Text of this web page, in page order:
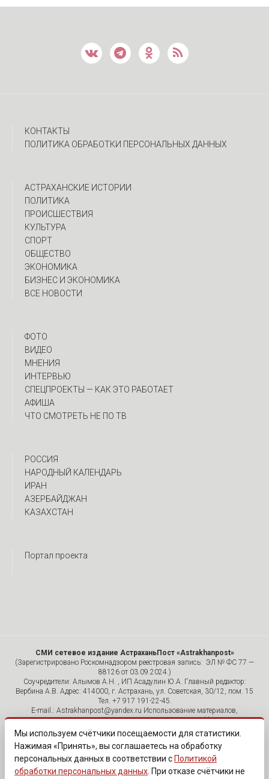
КОНТАКТЫ
ПОЛИТИКА ОБРАБОТКИ ПЕРСОНАЛЬНЫХ ДАННЫХ
АСТРАХАНСКИЕ ИСТОРИИ
ПОЛИТИКА
ПРОИСШЕСТВИЯ
КУЛЬТУРА
СПОРТ
ОБЩЕСТВО
ЭКОНОМИКА
БИЗНЕС И ЭКОНОМИКА
ВСЕ НОВОСТИ
ФОТО
ВИДЕО
МНЕНИЯ
ИНТЕРВЬЮ
CПЕЦПРОЕКТЫ — КАК ЭТО РАБОТАЕТ
АФИША
ЧТО СМОТРЕТЬ НЕ ПО ТВ
РОССИЯ
НАРОДНЫЙ КАЛЕНДАРЬ
ИРАН
АЗЕРБАЙДЖАН
КАЗАХСТАН
Портал проекта
СМИ сетевое издание АстраханьПост «Astrakhanpost»
(Зарегистрировано Роскомнадзором реестровая запись: ЭЛ № ФС 77 —
88126 от 03.09.2024.)
Соучредители: Алымов А.Н. , ИП Асадулин Ю.А. Главный редактор:
Вербина А.В. Адрес: 414000, г. Астрахань, ул. Советская, 30/12, пом. 15
Тел. +7 917 191-22-45.
E-mail.: Astrakhanpost@yandex.ru Использование материалов,
размещенных на страницах сетевого издания «Astrakhanpost»,
допускается исключительно с указанием источника и публикацией
активной гиперссылки на портал Astrakhanpost.ru. Комментарии
читателей сайта размещаются без предварительного редактирования.
Редакция оставляет за собой право удалить их с сайта или
отредактировать, если указанные сообщения нарушают законы РФ.
Мы используем счётчики посещаемости для статистики.
Нажимая «Принять», вы соглашаетесь на обработку
персональных данных в соответствии с Политикой
обработки персональных данных . При отказе счётчики не